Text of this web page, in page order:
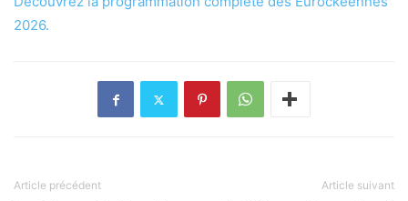
2026.
Article précédent Article suivant